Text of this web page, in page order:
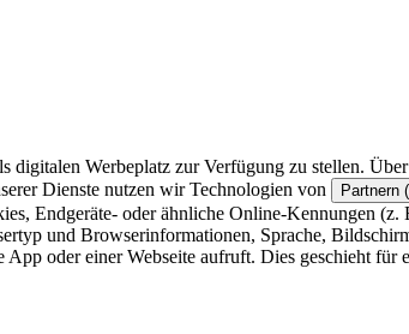
Werbeplatz zur Verfügung zu stellen.
Dienste nutzen wir Technologien von Partnern
Endgeräte- oder ähnliche Online-Kennungen (z.
und Browserinformationen, Sprache,
oder einer Webseite aufruft. Dies geschieht für